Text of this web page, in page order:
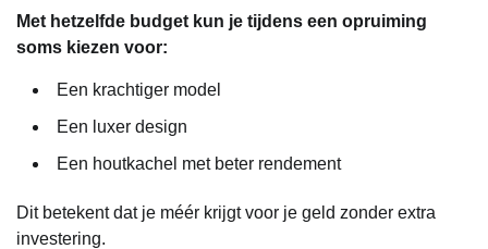
Met hetzelfde budget kun je tijdens een opruiming
soms kiezen voor:
Een krachtiger model
Een luxer design
Een houtkachel met beter rendement
Dit betekent dat je méér krijgt voor je geld zonder extra
investering.